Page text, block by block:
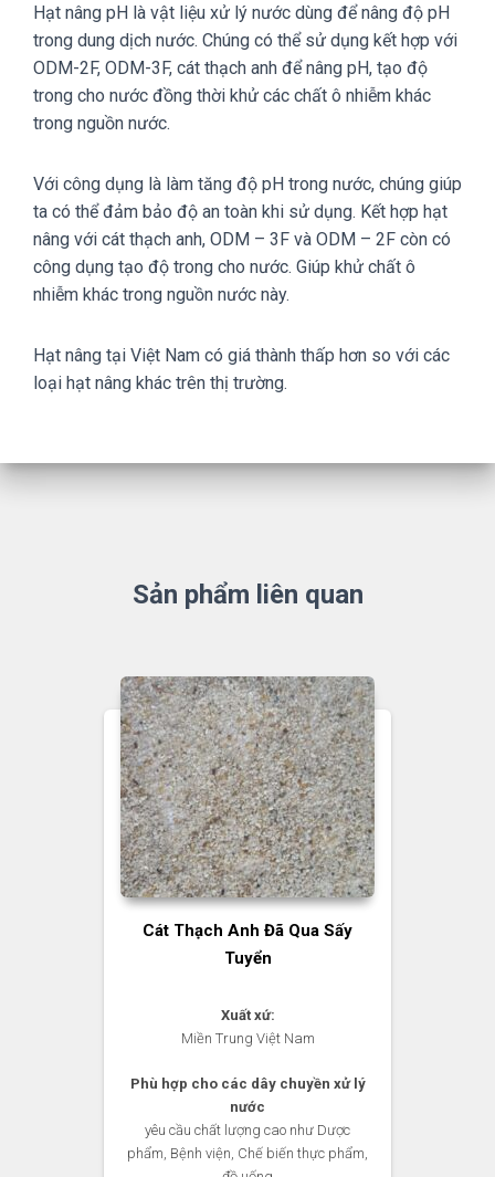
Hạt nâng pH là vật liệu xử lý nước dùng để nâng độ pH
trong dung dịch nước. Chúng có thể sử dụng kết hợp với
ODM-2F, ODM-3F, cát thạch anh để nâng pH, tạo độ
trong cho nước đồng thời khử các chất ô nhiễm khác
trong nguồn nước.
Với công dụng là làm tăng độ pH trong nước, chúng giúp
ta có thể đảm bảo độ an toàn khi sử dụng. Kết hợp hạt
nâng với cát thạch anh, ODM – 3F và ODM – 2F còn có
công dụng tạo độ trong cho nước. Giúp khử chất ô
nhiễm khác trong nguồn nước này.
Hạt nâng tại Việt Nam có giá thành thấp hơn so với các
loại hạt nâng khác trên thị trường.
Sản phẩm liên quan
Cát Thạch Anh Đã Qua Sấy
Tuyển
Xuất xứ:
Miền Trung Việt Nam
Phù hợp cho các dây chuyền xử lý
nước
yêu cầu chất lượng cao như Dược
phẩm, Bệnh viện, Chế biến thực phẩm,